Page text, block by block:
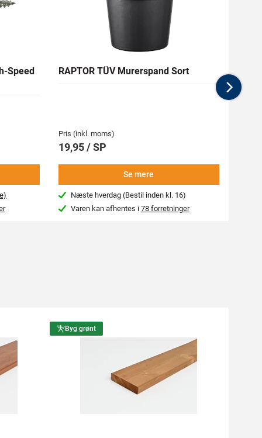
Speed
RAPTOR TÜV Murerspand Sort
Pris (inkl. moms)
19,95 / SP
Se mere
Næste hverdag (Bestil inden kl. 16)
Varen kan afhentes i 78 forretninger
Byg grønt